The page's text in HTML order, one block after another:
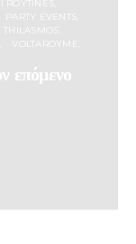
ROYTINES
PARTY EVENTS
THILASMOS
VOLTAROYME